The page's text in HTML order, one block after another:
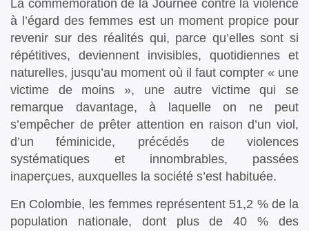
La commémoration de la Journée contre la violence
à l’égard des femmes est un moment propice pour
revenir sur des réalités qui, parce qu’elles sont si
répétitives, deviennent invisibles, quotidiennes et
naturelles, jusqu’au moment où il faut compter « une
victime de moins », une autre victime qui se
remarque davantage, à laquelle on ne peut
s’empêcher de prêter attention en raison d’un viol,
d’un féminicide, précédés de violences
systématiques et innombrables, passées
inaperçues, auxquelles la société s’est habituée.
En Colombie, les femmes représentent 51,2 % de la
population nationale, dont plus de 40 % des